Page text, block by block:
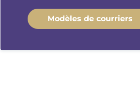
Modèles de courriers